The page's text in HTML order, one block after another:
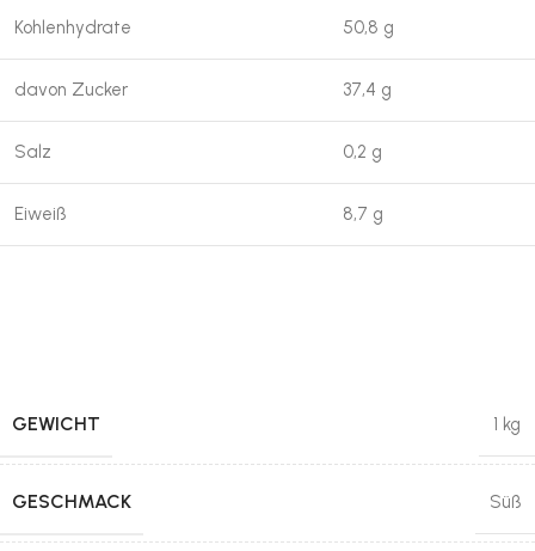
Kohlenhydrate 50,8 g
davon Zucker 37,4 g
Salz 0,2 g
Eiweiß 8,7 g
GEWICHT 1 kg
GESCHMACK Süß